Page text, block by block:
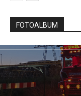
FOTOALBUM